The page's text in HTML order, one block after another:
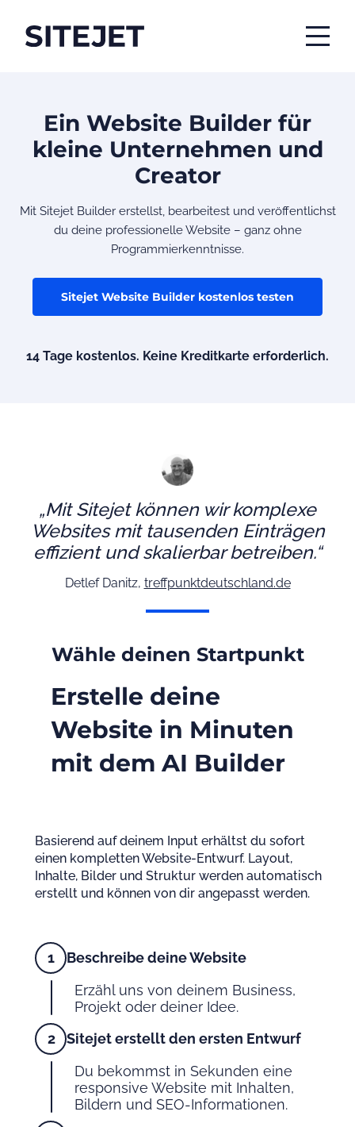
Ein Website Builder für
kleine Unternehmen und
Creator
Mit Sitejet Builder erstellst, bearbeitest und veröffentlichst
du deine professionelle Website – ganz ohne
Programmierkenntnisse.
Sitejet Website Builder kostenlos testen
14 Tage kostenlos. Keine Kreditkarte erforderlich.
„Mit Sitejet können wir komplexe
Websites mit tausenden Einträgen
effizient und skalierbar betreiben.“
Detlef Danitz, treffpunktdeutschland.de
Wähle deinen Startpunkt
Erstelle deine
Website in Minuten
mit dem AI Builder
Basierend auf deinem Input erhältst du sofort
einen kompletten Website-Entwurf. Layout,
Inhalte, Bilder und Struktur werden automatisch
erstellt und können von dir angepasst werden.
Beschreibe deine Website
Erzähl uns von deinem Business,
Projekt oder deiner Idee.
Sitejet erstellt den ersten Entwurf
Du bekommst in Sekunden eine
responsive Website mit Inhalten,
Bildern und SEO-Informationen.